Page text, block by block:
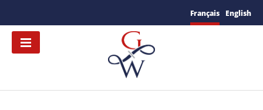
Français English